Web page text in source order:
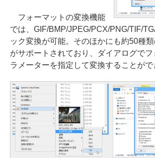
フォーマットの変換機能
では、GIF/BMP/JPEG/PCX/PNG/TIF/
ック変換が可能。そのほかにも約50種
がサポートされており、ダイアログで
ラメーターを指定して変換することがで